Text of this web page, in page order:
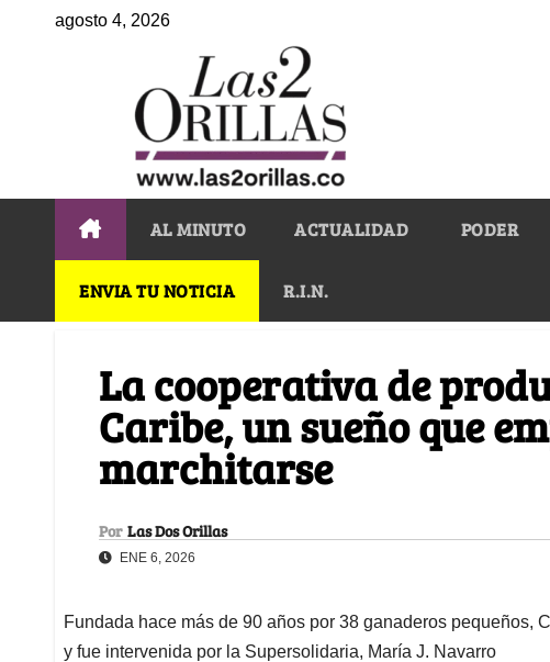
agosto 4, 2026
AL MINUTO ACTUALIDAD PODER
ENVIA TU NOTICIA R.I.N.
La cooperativa de
Caribe, un sueño que
marchitarse
Por Las Dos Orillas
ENE 6, 2026
Fundada hace más de 90 años por 38 ganaderos pequeños,
y fue intervenida por la Supersolidaria, María J. Navarro